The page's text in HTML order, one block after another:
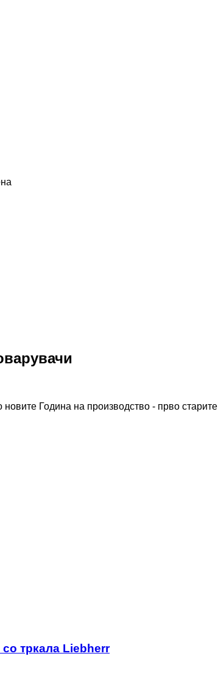
новите Година на производство - прво старите
тркала Liebherr